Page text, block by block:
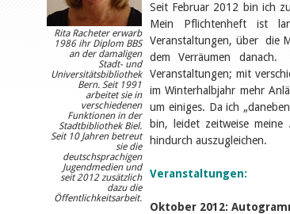
Rita Racheter erwarb
1986 ihr Diplom BBS
an der damaligen
Stadt- und
Universitätsbibliothek
Bern. Seit 1991
arbeitet sie in
verschiedenen
Funktionen in der
Stadtbibliothek Biel.
Seit 10 Jahren betreut
sie die
deutschsprachigen
Jugendmedien und
seit 2012 zusätzlich
dazu die
Öffentlichkeitsarbeit.
Seit Februar 2012 bin ich
Mein Pflichtenheft ist
Veranstaltungen, über die
dem Verräumen
Veranstaltungen; mit
im Winterhalbjahr mehr
um einiges. Da ich
bin, leidet zeitweise
hindurch auszugleichen.
Veranstaltungen:
Oktober 2012: